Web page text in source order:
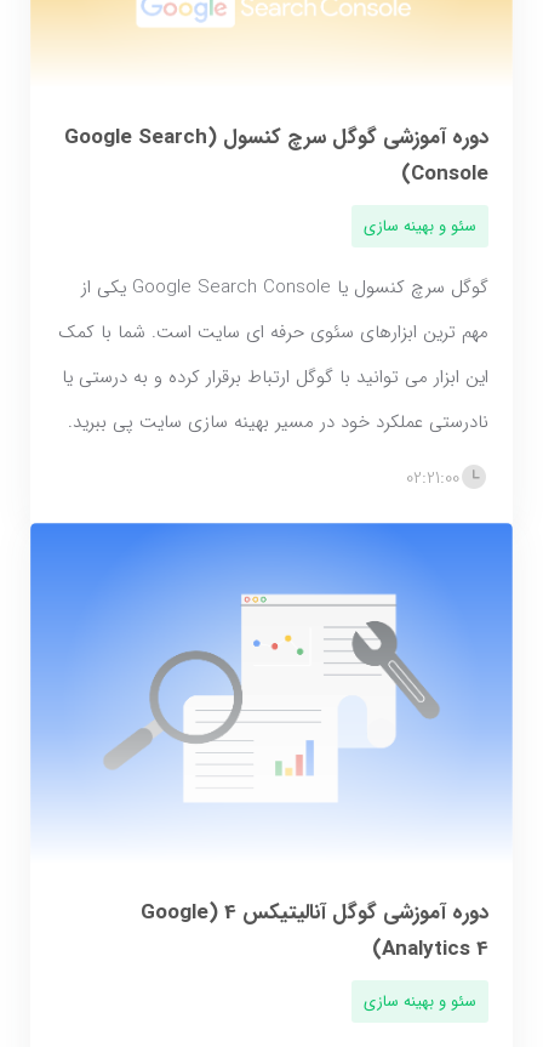
دوره آموزشی گوگل سرچ کنسول (Google Search
Console)
سئو و بهینه سازی
گوگل سرچ کنسول یا Google Search Console یکی از
مهم ترین ابزارهای سئوی حرفه ای سایت است. شما با کمک
این ابزار می توانید با گوگل ارتباط برقرار کرده و به درستی یا
نادرستی عملکرد خود در مسیر بهینه سازی سایت پی ببرید.
02:21:00
دوره آموزشی گوگل آنالیتیکس 4 (Google
Analytics 4)
سئو و بهینه سازی